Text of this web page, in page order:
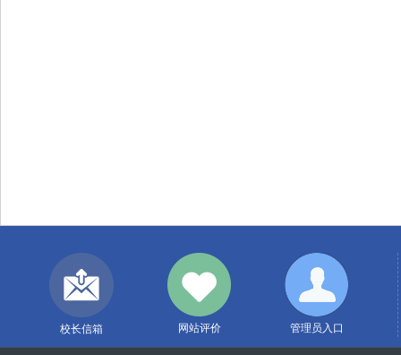
校长信箱 网站评价 管理员入口